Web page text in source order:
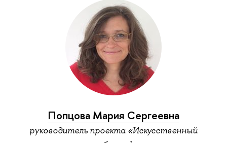
Попцова Мария Сергеевна
руководитель проекта «Искусственный